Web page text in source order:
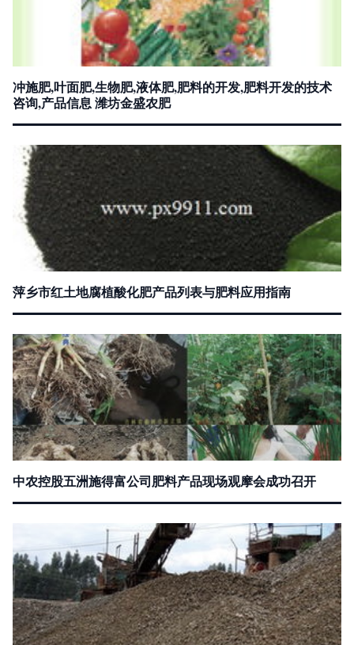
冲施肥,叶面肥,生物肥,液体肥,肥料的开发,肥料开发的技术
咨询,产品信息 潍坊金盛农肥
萍乡市红土地腐植酸化肥产品列表与肥料应用指南
中农控股五洲施得富公司肥料产品现场观摩会成功召开